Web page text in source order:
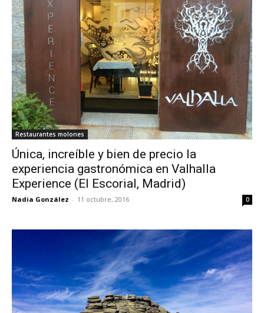
Restaurantes molones
Única, increíble y bien de precio la
experiencia gastronómica en Valhalla
Experience (El Escorial, Madrid)
Nadia González - 11 octubre, 2016 0